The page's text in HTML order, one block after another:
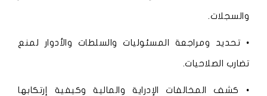
والسجلات.
• تحديد ومراجعة المسئوليات والسلطات والأدوار لمنع
تضارب الصلاحيات.
• كشف المخالفات الإدراية والمالية وكيفية إرتكابها